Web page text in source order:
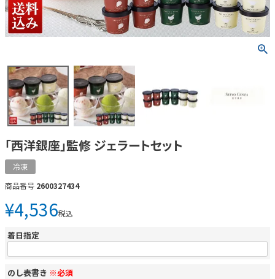
「西洋銀座」監修 ジェラートセット
冷凍
商品番号 2600327434
¥4,536税込
着日指定
のし表書き ※必須